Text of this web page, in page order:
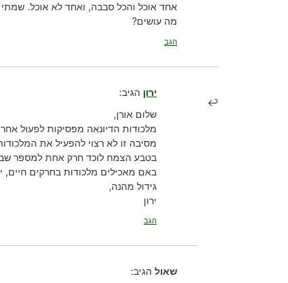
אחד אוכל והכל סבבה, ואחד לא אוכל.
מה עושים?
הגב
ירון הגיב:
שלום אורן,
מלכודות הדיונאה מפסיקות לפעול
מסיבה זו לא רצוי להפעיל את
בטבע הצמח לוכד חרק אחת למספר
באם מאכילים מלכודות בחרקים
גידול מהנה,
ירון
הגב
שאול הגיב: